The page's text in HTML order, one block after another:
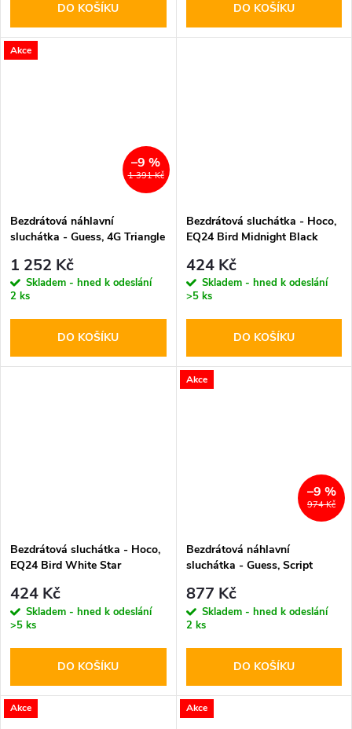
DO KOŠÍKU DO KOŠÍKU
Akce
1 391 Kč
–9 %
Bezdrátová náhlavní
sluchátka - Guess, 4G Triangle
1 252 Kč
Skladem - hned k odeslání
2 ks
DO KOŠÍKU
Bezdrátová sluchátka - Hoco,
EQ24 Bird Midnight Black
424 Kč
Skladem - hned k odeslání
>5 ks
DO KOŠÍKU
Bezdrátová sluchátka - Hoco,
EQ24 Bird White Star
424 Kč
Skladem - hned k odeslání
>5 ks
DO KOŠÍKU
Akce
974 Kč
–9 %
Bezdrátová náhlavní
sluchátka - Guess, Script
877 Kč
Skladem - hned k odeslání
2 ks
DO KOŠÍKU
Akce Akce